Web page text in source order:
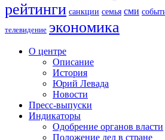
рейтинги санкции семья сми
телевидение экономика
О центре
Описание
История
Юрий Левада
Новости
Пресс-выпуски
Индикаторы
Одобрение органов власти
Положение дел в стране